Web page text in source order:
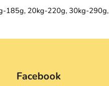
185g, 20kg-220g, 30kg-
Facebook